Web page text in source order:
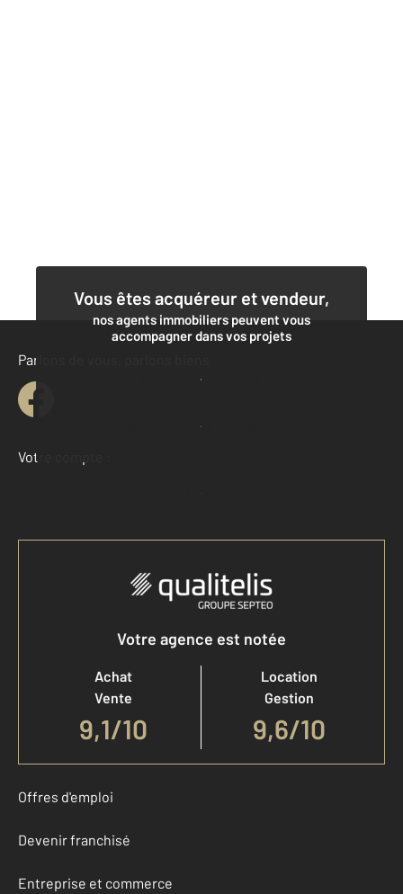
Vous êtes acquéreur et vendeur,
nos agents immobiliers peuvent vous
accompagner dans vos projets
Contacter l'agence
Demander une estimation
Parlons de vous, parlons biens
Votre compte :
Accéder à mon compte
Votre agence est notée
Achat
Vente
9,1/10
Location
Gestion
9,6/10
Offres d'emploi
Devenir franchisé
Entreprise et commerce